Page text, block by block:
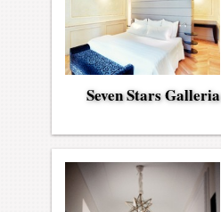
Seven Stars Galleria